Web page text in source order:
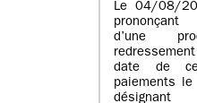
Le 04/08/
d’une
date de
paiements
désignant